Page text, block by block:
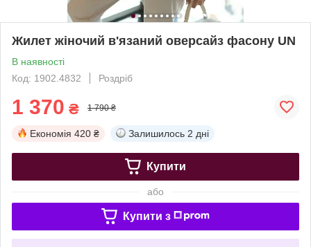
Жилет жіночий в'язаний оверсайз фасону UN
В наявності
Код: 1902.4832
Роздріб
1 370 ₴ 1 790 ₴
Економія 420 ₴ Залишилось 2 дні
Купити
або
Купити з